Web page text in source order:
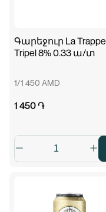
Գարեջուր La Trappe
Tripel 8% 0.33 ա/տ
1/1 450 AMD
1 450 ֏